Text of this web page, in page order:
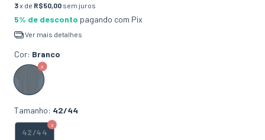
3x de R$50,00 sem juros
5% de desconto pagando com Pix
Ver mais detalhes
Cor: Branco
Tamanho: 42/44
42/44